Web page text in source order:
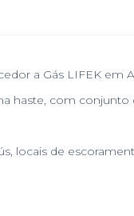
a Gás LIFEK em
haste, com
locais de